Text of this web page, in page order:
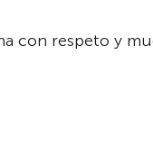
con respeto y